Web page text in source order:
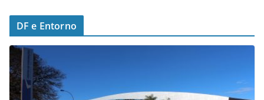
DF e Entorno